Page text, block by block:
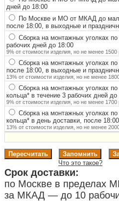
дней до 18:00
По Москве и МО от МКАД до
после 18:00, в выходные и
Сборка на монтажных уголках
рабочих дней до 18:00
9% от стоимости изделия, но не менее 1500
Сборка на монтажных уголках
после 18:00, в выходные и
13% от стоимости изделия, но не менее
Сборка на монтажных уголках
кольца*в течение 3 рабочих дней до
9% от стоимости изделия, но не менее 1700
Сборка на монтажных уголках
кольца*в день доставки, после
13% от стоимости изделия, но не менее
Что это такое?
Срок доставки:
по Москве в пределах
за МКАД — до 10